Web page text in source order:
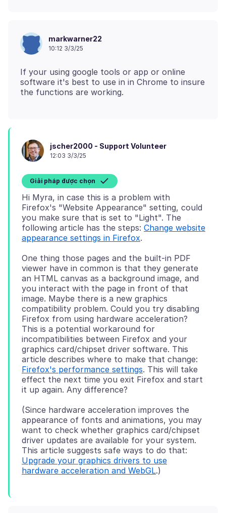
markwarner22
10:12 3/3/25
If your using google tools or app or online
software it's best to use in in Chrome to insure
jscher2000 - Support Volunteer
12:03 3/3/25
Giải pháp được chọn
Hi Myra, in case this is a problem with
Firefox's "Website Appearance" setting, could
you make sure that is set to "Light". The
following article has the steps: Change website
appearance settings in Firefox
One thing those pages and the built-in PDF
viewer have in common is that they generate
an HTML canvas as a background image, and
you interact with the page in front of that
image. Maybe there is a new graphics
compatibility problem. Could you try disabling
Firefox from using hardware acceleration?
This is a potential workaround for
incompatibilities between Firefox and your
graphics card/chipset driver software. This
article describes where to make that change:
Firefox's performance settings. This will take
effect the next time you exit Firefox and start
(Since hardware acceleration improves the
appearance of fonts and animations, you may
want to check whether graphics card/chipset
driver updates are available for your system.
This article suggests safe ways to do that:
Upgrade your graphics drivers to use
hardware acceleration and WebGL